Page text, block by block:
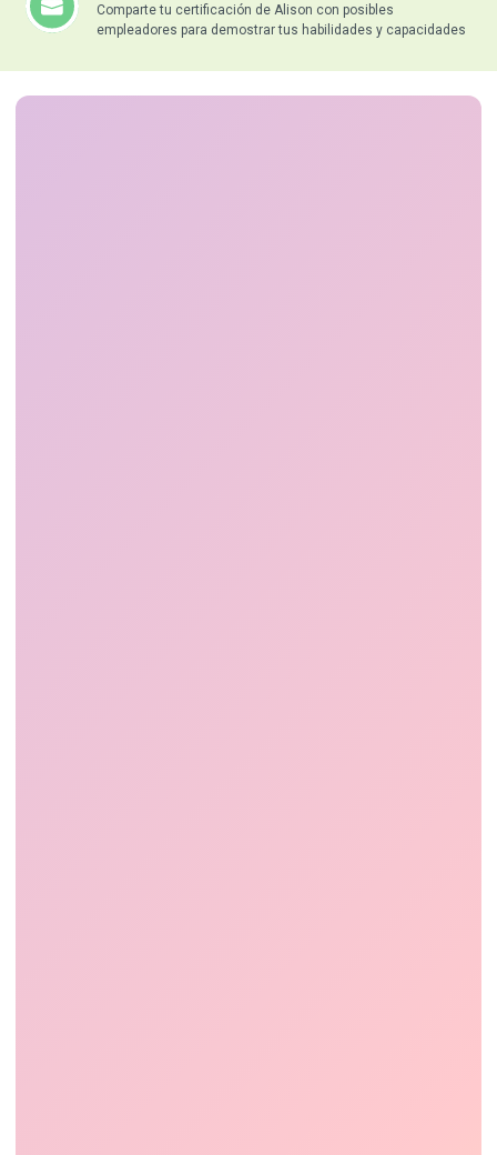
Comparte tu certificación de Alison con posibles
empleadores para demostrar tus habilidades y capacidades